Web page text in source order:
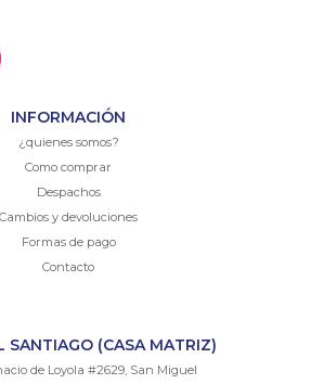
INFORMACIÓN
¿quienes somos?
Como comprar
Despachos
Cambios y devoluciones
Formas de pago
Contacto
SANTIAGO (CASA MATRIZ)
de Loyola #2629, San Miguel